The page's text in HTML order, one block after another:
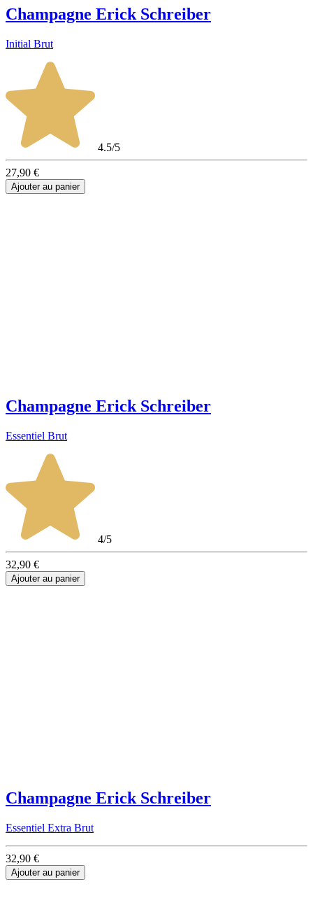
Champagne Erick Schreiber
Initial Brut
4.5/5
27,90 €
Ajouter au panier
Champagne Erick Schreiber
Essentiel Brut
4/5
32,90 €
Ajouter au panier
Champagne Erick Schreiber
Essentiel Extra Brut
32,90 €
Ajouter au panier